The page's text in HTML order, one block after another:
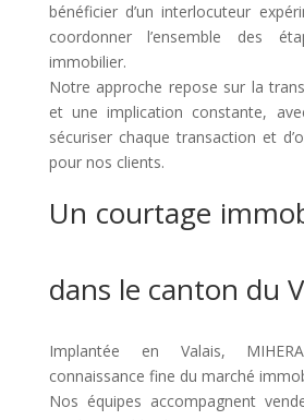
bénéficier d’un interlocuteur
coordonner l’ensemble des
immobilier.
Notre approche repose sur la
et une implication constante,
sécuriser chaque transaction et
pour nos clients.
Un courtage
dans le canton du
Implantée en Valais,
connaissance fine du marché
Nos équipes accompagnent